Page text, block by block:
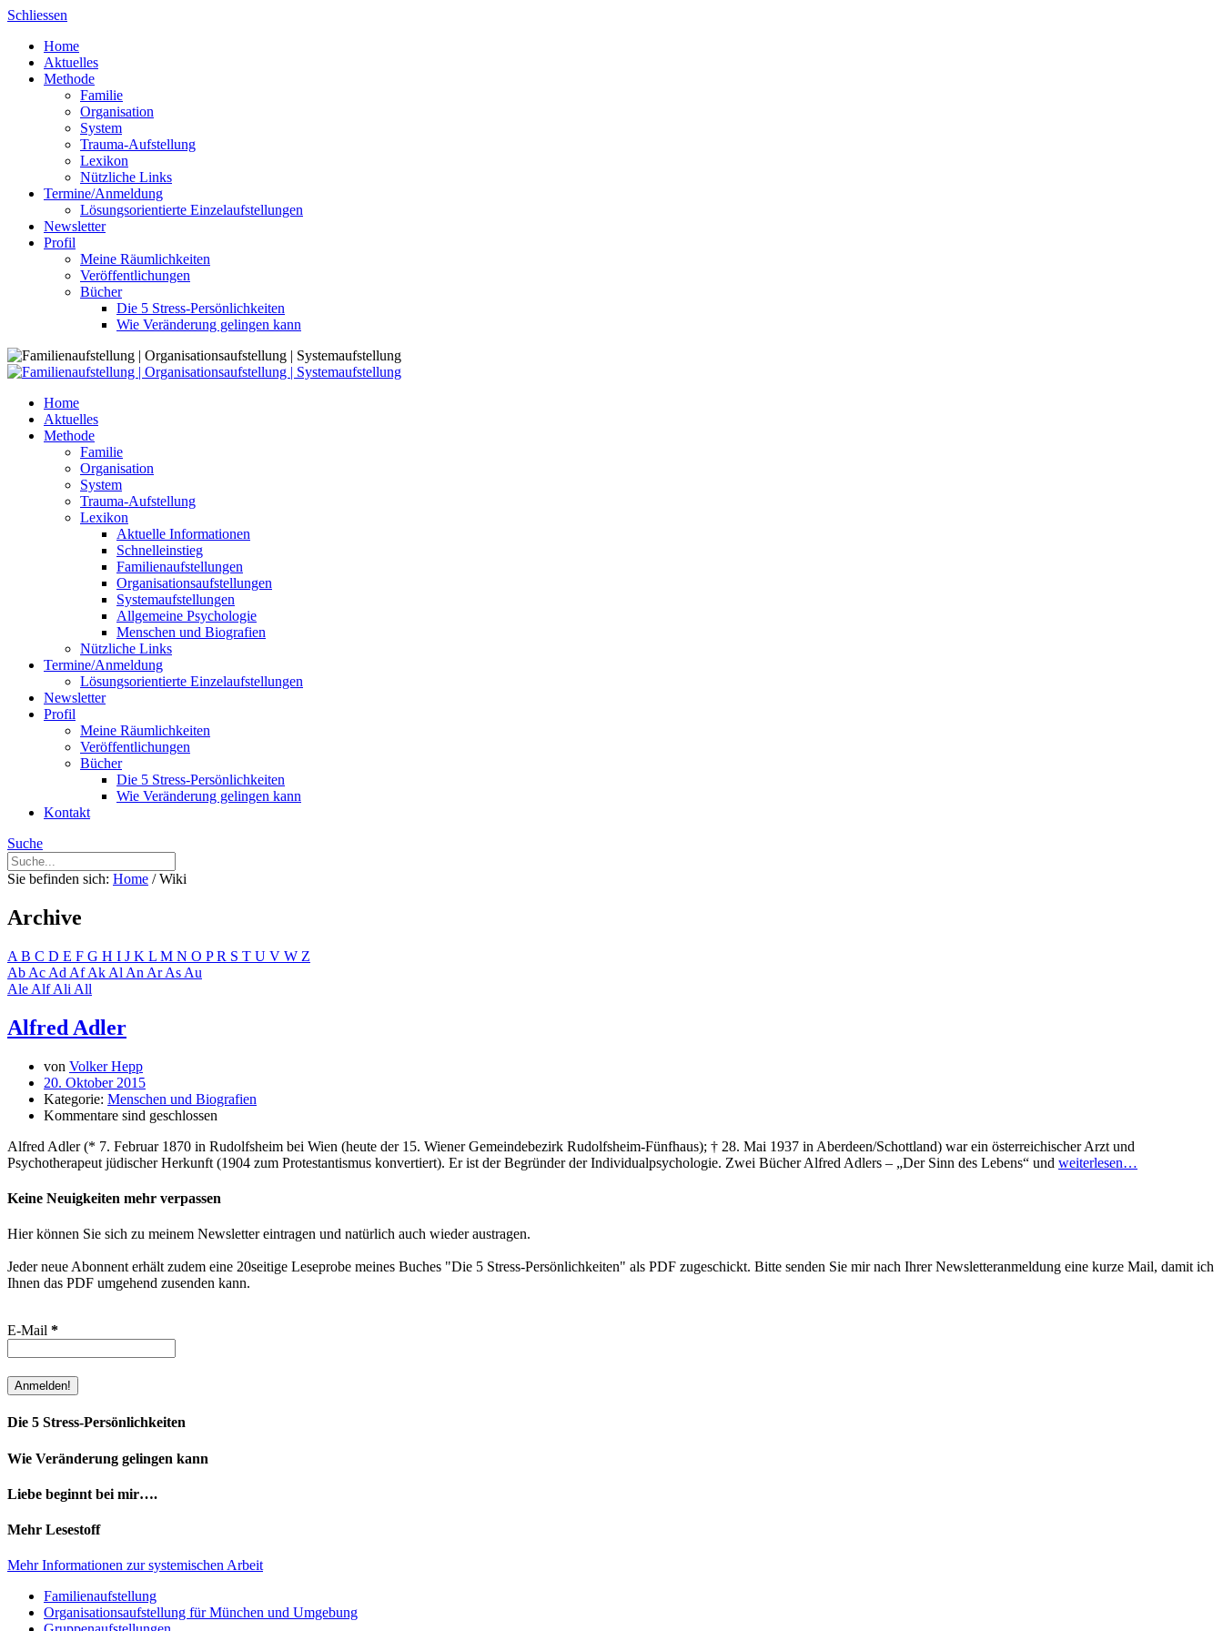
Skip
content
Schliessen
Home
Aktuelles
Methode
Familie
Organisation
System
Trauma-Aufstellung
Lexikon
Nützliche Links
Termine/Anmeldung
Lösungsorientierte Einzelaufstellungen
Newsletter
Profil
Meine Räumlichkeiten
Veröffentlichungen
Bücher
Die 5 Stress-Persönlichkeiten
Wie Veränderung gelingen kann
Home
Aktuelles
Methode
Familie
Organisation
System
Trauma-Aufstellung
Lexikon
Aktuelle Informationen
Schnelleinstieg
Familienaufstellungen
Organisationsaufstellungen
Systemaufstellungen
Allgemeine Psychologie
Menschen und Biografien
Nützliche Links
Termine/Anmeldung
Lösungsorientierte Einzelaufstellungen
Newsletter
Profil
Meine Räumlichkeiten
Veröffentlichungen
Bücher
Die 5 Stress-Persönlichkeiten
Wie Veränderung gelingen kann
Kontakt
Suche
Sie befinden sich: Home / Wiki
Archive
A B C D E F G H I J K L M N O PR S T U V W Z
Ab Ac Ad AfAk Al An ArAs Au
Ale AlfAli All
Alfred Adler
von Volker Hepp
20. Oktober 2015
Kategorie: Menschen und Biografien
Kommentare sind geschlossen
Alfred Adler (* 7. Februar 1870 in Rudolfsheim bei Wien (heute der 15. Wiener Gemeindebezirk Rudolfsheim-Fünfhaus); † 28. Mai 1937 in Aberdeen/Schottland) war ein österreichischer Arzt und
Psychotherapeut jüdischer Herkunft (1904 zum Protestantismus konvertiert). Er ist der Begründer der Individualpsychologie. Zwei Bücher Alfred Adlers – „Der Sinn des Lebens“ und weiterlesen…
Keine Neuigkeiten mehr verpassen
Hier können Sie sich zu meinem Newsletter eintragen und natürlich auch wieder austragen.
Jeder neue Abonnent erhält zudem eine 20seitige Leseprobe meines Buches "Die 5 Stress-Persönlichkeiten" als PDF zugeschickt. Bitte senden Sie mir nach Ihrer Newsletteranmeldung eine kurze Mail, damit ich
Ihnen das PDF umgehend zusenden kann.
E-Mail *
Die 5 Stress-Persönlichkeiten
Wie Veränderung gelingen kann
Liebe beginnt bei mir….
Mehr Lesestoff
Mehr Informationen zur systemischen Arbeit
Familienaufstellung
Organisationsaufstellung für München und Umgebung